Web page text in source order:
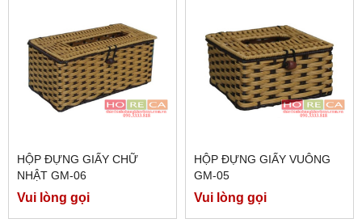
HỘP ĐỰNG GIẤY CHỮ
NHẬT GM-06
Vui lòng gọi
HỘP ĐỰNG GIẤY VUÔNG
GM-05
Vui lòng gọi